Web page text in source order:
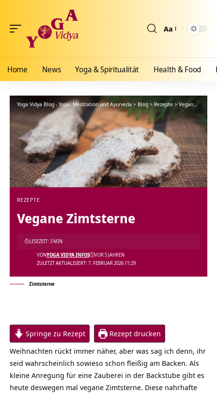
Aa
Home News Yoga & Spiritualität Health & Food
Yoga Vidya Blog - Yoga, Meditation und Ayurveda > Blog > Rezepte > Vegane Zimtsterne
REZEPTE
Vegane Zimtsterne
ZULETZT AKTUALISIERT: 7. FEBRUAR 2026 11:29
VONYOGA VIDYA INFOS VOR 5 JAHREN
LESEZEIT: 3 MIN
Zimtsterne
Springe zu Rezept
Rezept drucken
Weihnachten rückt immer näher, aber was sag ich denn, ihr
seid wahrscheinlich sowieso schon fleißig am Backen. Als
kleine Anregung für eine Zauberei in der Backstube gibt es
heute deswegen mal vegane Zimtsterne. Diese nahrhafte